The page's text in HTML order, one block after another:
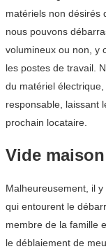
matériels non désirés
nous pouvons
volumineux ou non, y
les postes de travail.
du matériel
responsable, laissant
prochain locataire.
Vide
Malheureusement, il
qui entourent le
membre de la famille
le déblaiement de